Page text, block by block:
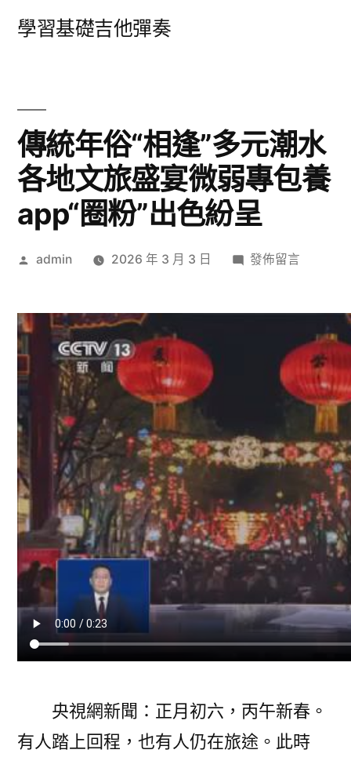
學習基礎吉他彈奏
傳統年俗“相逢”多元潮水
各地文旅盛宴微弱專包養
app“圈粉”出色紛呈
作
admin 2026 年 3 月 3 日
在
元
潮
地
文
旅
盛
宴
養
app“圈
發佈留言
央視網新聞：正月初六，丙午新春。
有人踏上回程，也有人仍在旅途。此時